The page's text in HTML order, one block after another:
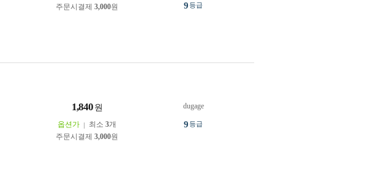
주문시결제 3,000원 9등급
1,840 원
옵션가 최소 3개
주문시결제 3,000원
dugage
9등급